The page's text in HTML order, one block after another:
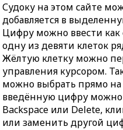
Судоку на этом сайте
добавляется в
Цифру можно ввести как
одну из девяти клеток
Жёлтую клетку можно
управления курсором.
можно выбрать прямо
введённую цифру
Backspace или Delete,
или заменить другой